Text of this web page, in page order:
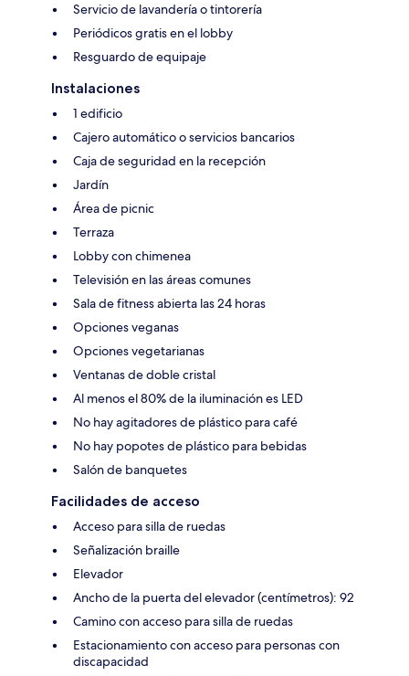
Servicio de lavandería o tintorería
Periódicos gratis en el lobby
Resguardo de equipaje
Instalaciones
1 edificio
Cajero automático o servicios bancarios
Caja de seguridad en la recepción
Jardín
Área de picnic
Terraza
Lobby con chimenea
Televisión en las áreas comunes
Sala de fitness abierta las 24 horas
Opciones veganas
Opciones vegetarianas
Ventanas de doble cristal
Al menos el 80% de la iluminación es LED
No hay agitadores de plástico para café
No hay popotes de plástico para bebidas
Salón de banquetes
Facilidades de acceso
Acceso para silla de ruedas
Señalización braille
Elevador
Ancho de la puerta del elevador (centímetros): 92
Camino con acceso para silla de ruedas
Estacionamiento con acceso para personas con
discapacidad